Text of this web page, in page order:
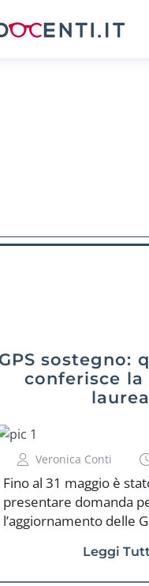
GPS sostegno:
conferisce la
Veronica Conti
Fino al 31 maggio è
presentare domanda
l’aggiornamento delle
Leggi